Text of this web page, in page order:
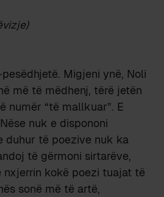
Migjeni ynë, Noli
më të mëdhenj, tërë jetën
numër “të mallkuar”. E
nuk e dispononi
duhur të poezive nuk ka
të gërmoni sirtarëve,
nxjerrin kokë poezi tuajat të
sonë më të artë,